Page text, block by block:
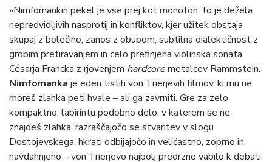
»Nimfomankin pekel je vse prej kot monoton: to je dežela
nepredvidljivih nasprotij in konfliktov, kjer užitek obstaja
skupaj z bolečino, zanos z obupom, subtilna dialektičnost z
grobim pretiravanjem in celo prefinjena violinska sonata
Césarja Francka z rjovenjem hardcoremetalcev Rammstein.
Nimfomanka je eden tistih von Trierjevih filmov, ki mu ne
moreš zlahka peti hvale – ali ga zavrniti. Gre za zelo
kompaktno, labirintu podobno delo, v katerem se ne
znajdeš zlahka, razraščajočo se stvaritev v slogu
Dostojevskega, hkrati odbijajočo in veličastno, zoprno in
navdahnjeno – von Trierjevo najbolj predrzno vabilo k debati,